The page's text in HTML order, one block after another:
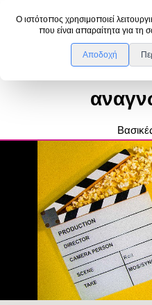
Ο ιστότοπος χρησιμοποιεί
που είναι απαραίτητα για τη
Αποδοχή
DanceLink
Διάσημες